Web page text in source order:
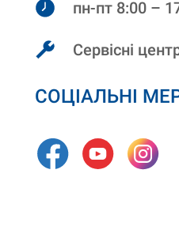
пн-пт 8:00 –
Сервісні
СОЦІАЛЬНІ